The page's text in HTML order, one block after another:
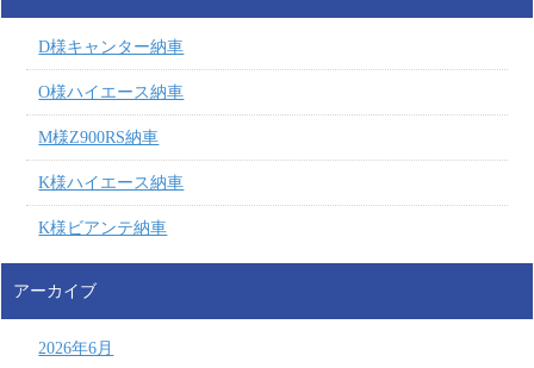
D様キャンター納車
O様ハイエース納車
M様Z900RS納車
K様ハイエース納車
K様ビアンテ納車
アーカイブ
2026年6月